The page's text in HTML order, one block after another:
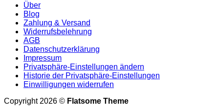
Über
Blog
Zahlung & Versand
Widerrufsbelehrung
AGB
Datenschutzerklärung
Impressum
Privatsphäre-Einstellungen ändern
Historie der Privatsphäre-Einstellungen
Einwilligungen widerrufen
Copyright 2026 © Flatsome Theme